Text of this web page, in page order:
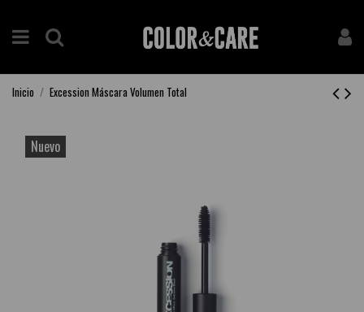
Inicio Excession Máscara Volumen Total
Nuevo